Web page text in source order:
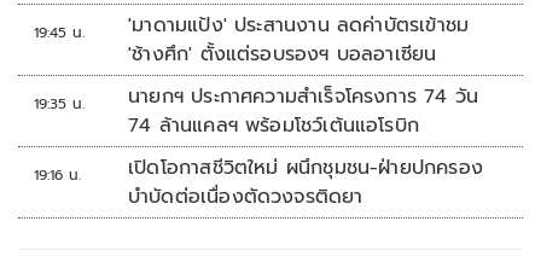
19:45 น.
'มาดามแป้ง' ประสานงาน ลดค่าบัตรเข้าชม
'ช้างศึก' ตั้งแต่รอบรองฯ บอลอาเซียน
19:35 น.
นายกฯ ประกาศความสำเร็จโครงการ 74 วัน
74 ล้านแคลฯ พร้อมโชว์เต้นแอโรบิก
19:16 น.
เปิดโอกาสชีวิตใหม่ ผนึกชุมชน-ฝ่ายปกครอง
บำบัดต่อเนื่องตัดวงจรติดยา